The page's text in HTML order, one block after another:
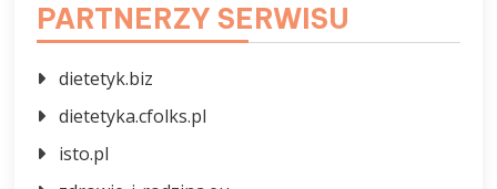
PARTNERZY SERWISU
dietetyk.biz
dietetyka.cfolks.pl
isto.pl